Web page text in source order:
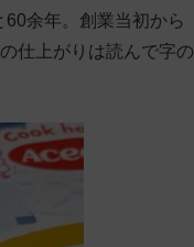
余年。創業当初から
仕上がりは読んで字の